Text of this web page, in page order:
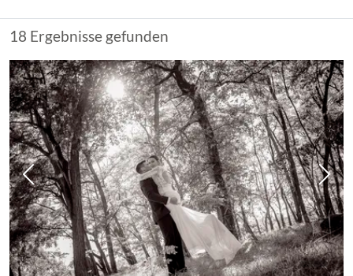
18 Ergebnisse gefunden
Vorheriges Bild